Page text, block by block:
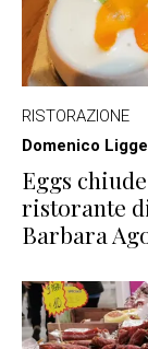
RISTORAZIONE
Domenico
Eggs
ristorante
Barbara